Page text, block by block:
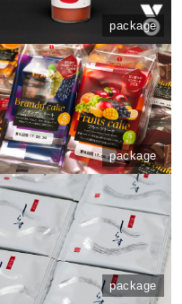
package
package
package